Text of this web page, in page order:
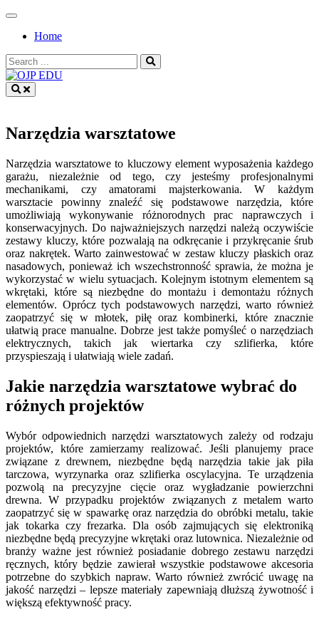
Skip
contentHome
Search
for:
Narzędzia warsztatowe
Narzędzia warsztatowe to kluczowy element wyposażenia każdego
garażu, niezależnie od tego, czy jesteśmy profesjonalnymi
mechanikami, czy amatorami majsterkowania. W każdym
warsztacie powinny znaleźć się podstawowe narzędzia, które
umożliwiają wykonywanie różnorodnych prac naprawczych i
konserwacyjnych. Do najważniejszych narzędzi należą oczywiście
zestawy kluczy, które pozwalają na odkręcanie i przykręcanie śrub
oraz nakrętek. Warto zainwestować w zestaw kluczy płaskich oraz
nasadowych, ponieważ ich wszechstronność sprawia, że można je
wykorzystać w wielu sytuacjach. Kolejnym istotnym elementem są
wkrętaki, które są niezbędne do montażu i demontażu różnych
elementów. Oprócz tych podstawowych narzędzi, warto również
zaopatrzyć się w młotek, piłę oraz kombinerki, które znacznie
ułatwią prace manualne. Dobrze jest także pomyśleć o narzędziach
elektrycznych, takich jak wiertarka czy szlifierka, które
przyspieszają i ułatwiają wiele zadań.
Jakie narzędzia warsztatowe wybrać do
różnych projektów
Wybór odpowiednich narzędzi warsztatowych zależy od rodzaju
projektów, które zamierzamy realizować. Jeśli planujemy prace
związane z drewnem, niezbędne będą narzędzia takie jak piła
tarczowa, wyrzynarka oraz szlifierka oscylacyjna. Te urządzenia
pozwolą na precyzyjne cięcie oraz wygładzanie powierzchni
drewna. W przypadku projektów związanych z metalem warto
zaopatrzyć się w spawarkę oraz narzędzia do obróbki metalu, takie
jak tokarka czy frezarka. Dla osób zajmujących się elektroniką
niezbędne będą precyzyjne wkrętaki oraz lutownica. Niezależnie od
branży ważne jest również posiadanie dobrego zestawu narzędzi
ręcznych, który będzie zawierał wszystkie podstawowe akcesoria
potrzebne do szybkich napraw. Warto również zwrócić uwagę na
jakość narzędzi – lepsze materiały zapewniają dłuższą żywotność i
większą efektywność pracy.